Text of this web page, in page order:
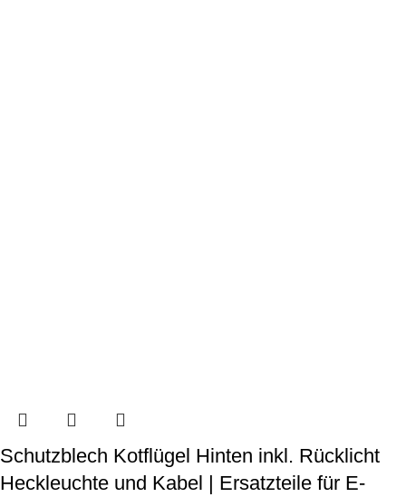
Schutzblech Kotflügel Hinten inkl. Rücklicht
Heckleuchte und Kabel | Ersatzteile für E-